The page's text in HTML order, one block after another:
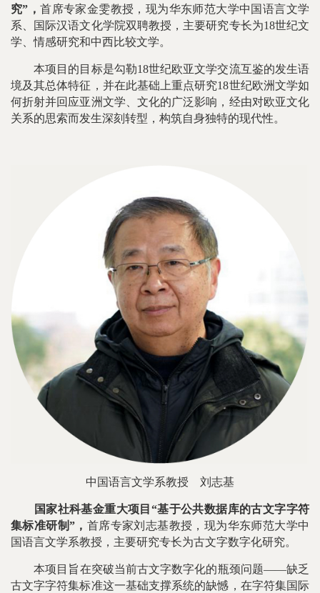
究”，首席专家金雯教授，现为华东师范大学中国语言文学
系、国际汉语文化学院双聘教授，主要研究专长为18世纪文
学、情感研究和中西比较文学。
本项目的目标是勾勒18世纪欧亚文学交流互鉴的发生语
境及其总体特征，并在此基础上重点研究18世纪欧洲文学如
何折射并回应亚洲文学、文化的广泛影响，经由对欧亚文化
关系的思索而发生深刻转型，构筑自身独特的现代性。
中国语言文学系教授 刘志基
国家社科基金重大项目“基于公共数据库的古文字字符
集标准研制”， 首席专家刘志基教授，现为华东师范大学中
国语言文学系教授，主要研究专长为古文字数字化研究。
本项目旨在突破当前古文字数字化的瓶颈问题——缺乏
古文字字符集标准这一基础支撑系统的缺憾，在字符集国际